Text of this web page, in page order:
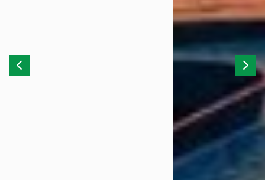
Previous Next